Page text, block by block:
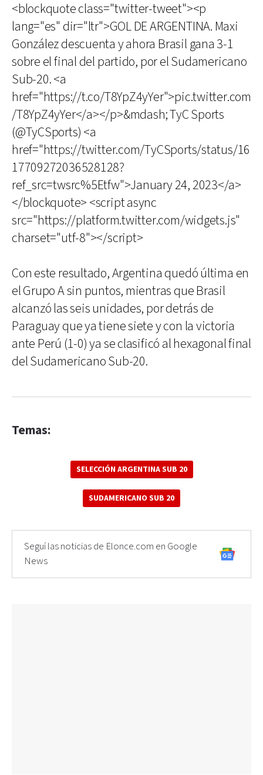
<blockquote class="twitter-tweet"><p
lang="es" dir="ltr">GOL DE ARGENTINA. Maxi
González descuenta y ahora Brasil gana 3-1
sobre el final del partido, por el Sudamericano
Sub-20. <a
href="https://t.co/T8YpZ4yYer">pic.twitter.com
/T8YpZ4yYer</a></p>&mdash; TyC Sports
(@TyCSports) <a
href="https://twitter.com/TyCSports/status/16
17709272036528128?
ref_src=twsrc%5Etfw">January 24, 2023</a>
</blockquote> <script async
src="https://platform.twitter.com/widgets.js"
charset="utf-8"></script>
Con este resultado, Argentina quedó última en
el Grupo A sin puntos, mientras que Brasil
alcanzó las seis unidades, por detrás de
Paraguay que ya tiene siete y con la victoria
ante Perú (1-0) ya se clasificó al hexagonal final
del Sudamericano Sub-20.
Temas:
SELECCIÓN ARGENTINA SUB 20
SUDAMERICANO SUB 20
Seguí las noticias de Elonce.com en Google
News